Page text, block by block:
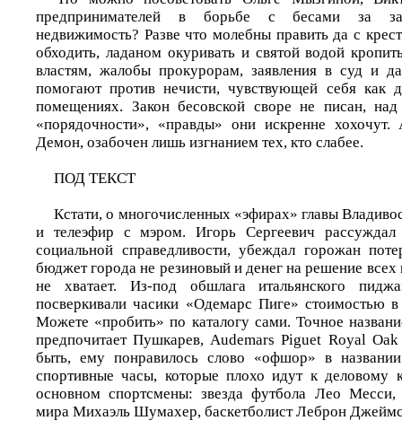
предпринимателей в борьбе с бесами за
недвижимость? Разве что молебны править да с
обходить, ладаном окуривать и святой водой
властям, жалобы прокурорам, заявления в суд и
помогают против нечисти, чувствующей себя как
помещениях. Закон бесовской своре не писан, над
«порядочности», «правды» они искренне
Демон, озабочен лишь изгнанием тех, кто слабее.
ПОД ТЕКСТ
Кстати, о многочисленных «эфирах» главы
и телеэфир с мэром. Игорь Сергеевич
социальной справедливости, убеждал горожан
бюджет города не резиновый и денег на решение всех
не хватает. Из-под обшлага итальянского
посверкивали часики «Одемарс Пиге» стоимостью
Можете «пробить» по каталогу сами. Точное
предпочитает Пушкарев, Audemars Piguet Royal
быть, ему понравилось слово «офшор» в
спортивные часы, которые плохо идут к
основном спортсмены: звезда футбола Лео
мира Михаэль Шумахер, баскетболист Леброн